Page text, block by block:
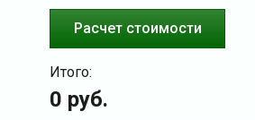
Расчет стоимости
Итого:
0 руб.